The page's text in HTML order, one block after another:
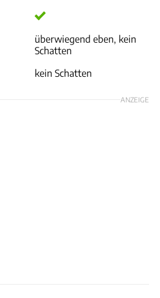
überwiegend eben, kein
Schatten
kein Schatten
ANZEIGE